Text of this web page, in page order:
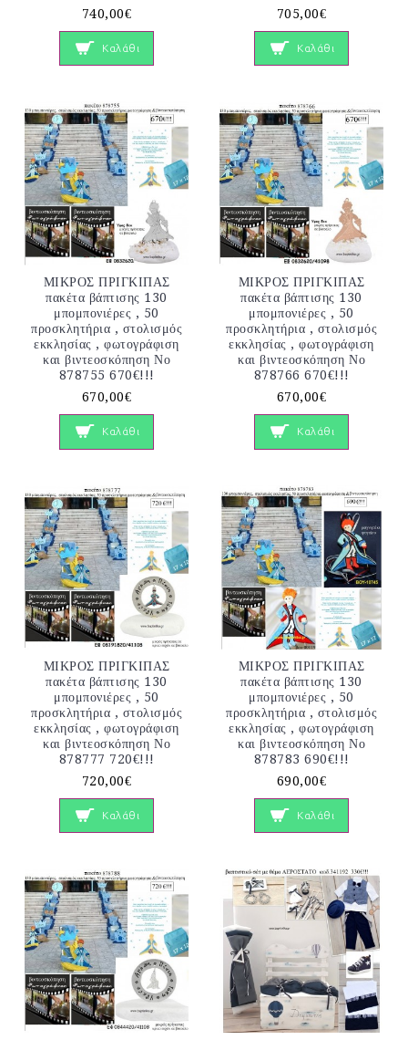
740,00€
Καλάθι
705,00€
Καλάθι
ΜΙΚΡΟΣ ΠΡΙΓΚΙΠΑΣ
πακέτα βάπτισης 130
μπομπονιέρες , 50
προσκλητήρια , στολισμός
εκκλησίας , φωτογράφιση
και βιντεοσκόπηση Νο
878755 670€!!!
670,00€
Καλάθι
ΜΙΚΡΟΣ ΠΡΙΓΚΙΠΑΣ
πακέτα βάπτισης 130
μπομπονιέρες , 50
προσκλητήρια , στολισμός
εκκλησίας , φωτογράφιση
και βιντεοσκόπηση Νο
878766 670€!!!
670,00€
Καλάθι
ΜΙΚΡΟΣ ΠΡΙΓΚΙΠΑΣ
πακέτα βάπτισης 130
μπομπονιέρες , 50
προσκλητήρια , στολισμός
εκκλησίας , φωτογράφιση
και βιντεοσκόπηση Νο
878777 720€!!!
720,00€
Καλάθι
ΜΙΚΡΟΣ ΠΡΙΓΚΙΠΑΣ
πακέτα βάπτισης 130
μπομπονιέρες , 50
προσκλητήρια , στολισμός
εκκλησίας , φωτογράφιση
και βιντεοσκόπηση Νο
878783 690€!!!
690,00€
Καλάθι